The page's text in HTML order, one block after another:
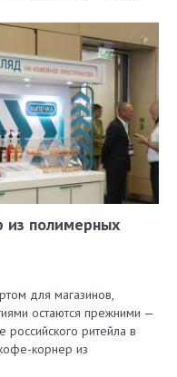
из полимерных
для магазинов,
остаются прежними —
ритейла в
корнер из